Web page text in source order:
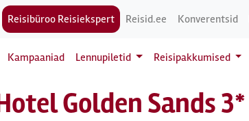
Reisibüroo Reisiekspert Reisid.ee Konverentsid
Kampaaniad Lennupiletid Reisipakkumised
Golden Sands 3*